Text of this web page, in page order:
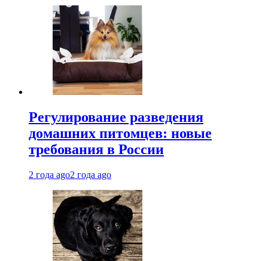
Регулирование разведения
домашних питомцев: новые
требования в России
2 года ago2 года ago